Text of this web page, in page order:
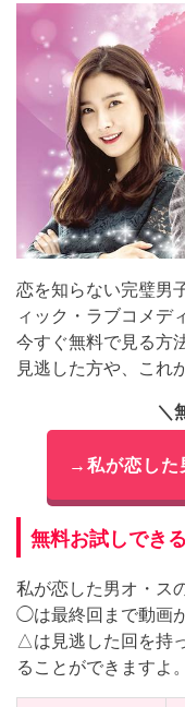
恋を知らない完璧男
ィック・ラブコメデ
今すぐ無料で見る方
見逃した方や、これ
＼
→私が恋した
無料お試しでき
私が恋した男オ・ス
◯は最終回まで動画
△は見逃した回を持
ることができますよ。